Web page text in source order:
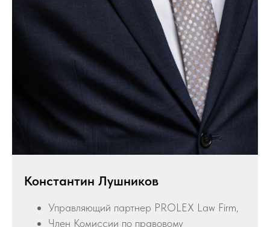
Константин Лушников
Управляющий партнер PROLEX Law Firm,
Член Комиссии по правовому